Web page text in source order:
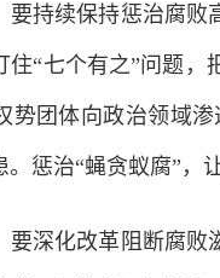
续保持惩治腐败高
住“七个有之”问题
势团体向政治领域
惩治“蝇贪蚁腐”，
化改革阻断腐败滋